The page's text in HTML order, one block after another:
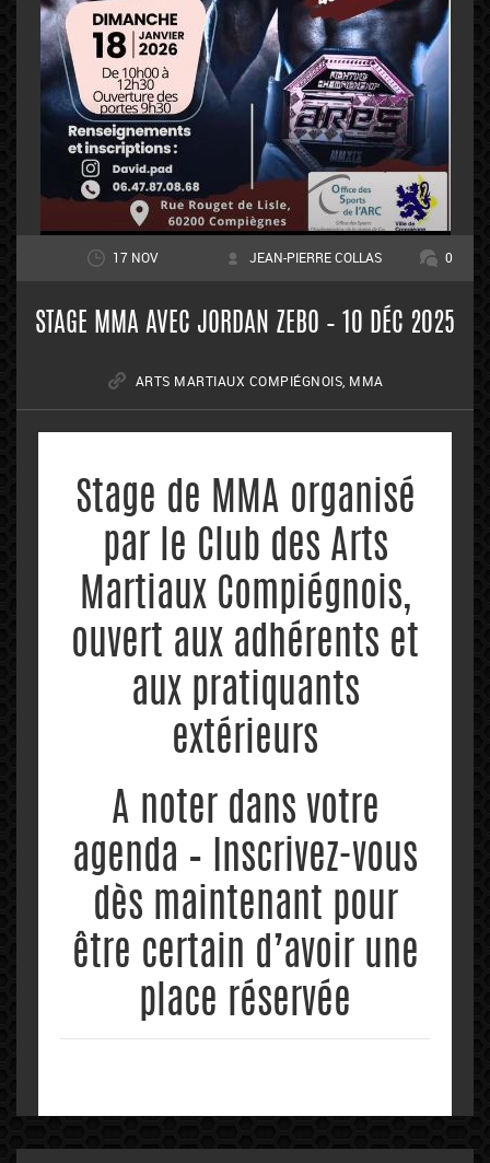
17 NOV JEAN-PIERRE COLLAS 0
STAGE MMA AVEC JORDAN ZEBO – 10 DÉC 2025
ARTS MARTIAUX COMPIÉGNOIS MMA
Stage de MMA organisé
par le Club des Arts
Martiaux Compiégnois,
ouvert aux adhérents et
aux pratiquants
extérieurs
A noter dans votre
agenda – Inscrivez-vous
dès maintenant pour
être certain d’avoir une
place réservée